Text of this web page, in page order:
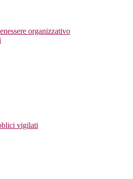
organizzativo
vigilati